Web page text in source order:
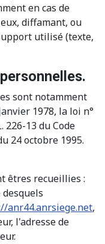
en cas de
diffamant, ou
utilisé (texte,
sont notamment
1978, la loi n°
226-13 du Code
24 octobre 1995.
êtres recueillies :
anr44.anrsiege.net,
l'adresse de